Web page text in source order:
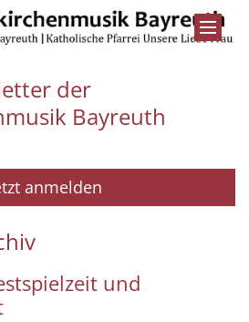
der
Bayreuth
anmelden
und